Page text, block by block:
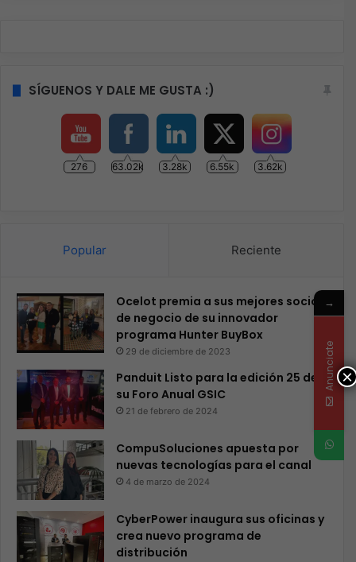
SÍGUENOS Y DALE ME GUSTA :)
276 63.02k 3.28k 6.55k 3.62k
Popular Reciente
Ocelot premia a sus mejores socios
de negocio de su innovador
programa Hunter BuyBox
29 de diciembre de 2023
Panduit Listo para la edición 25 de
su Foro Anual GSIC
21 de febrero de 2024
CompuSoluciones apuesta por
nuevas tecnologías para el canal
4 de marzo de 2024
CyberPower inaugura sus oficinas y
crea nuevo programa de
distribución
×
→
Anunciate